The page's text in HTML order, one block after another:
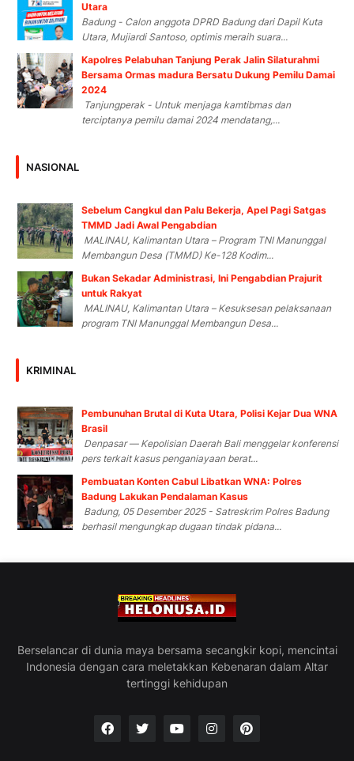
Utara
Badung - Calon anggota DPRD Badung dari Dapil Kuta
Utara, Mujiardi Santoso, optimis meraih suara...
Kapolres Pelabuhan Tanjung Perak Jalin Silaturahmi
Bersama Ormas madura Bersatu Dukung Pemilu Damai
2024
Tanjungperak - Untuk menjaga kamtibmas dan
terciptanya pemilu damai 2024 mendatang,...
NASIONAL
Sebelum Cangkul dan Palu Bekerja, Apel Pagi Satgas
TMMD Jadi Awal Pengabdian
MALINAU, Kalimantan Utara – Program TNI Manunggal
Membangun Desa (TMMD) Ke-128 Kodim...
Bukan Sekadar Administrasi, Ini Pengabdian Prajurit
untuk Rakyat
MALINAU, Kalimantan Utara – Kesuksesan pelaksanaan
program TNI Manunggal Membangun Desa...
KRIMINAL
Pembunuhan Brutal di Kuta Utara, Polisi Kejar Dua WNA
Brasil
Denpasar — Kepolisian Daerah Bali menggelar konferensi
pers terkait kasus penganiayaan berat...
Pembuatan Konten Cabul Libatkan WNA: Polres
Badung Lakukan Pendalaman Kasus
Badung, 05 Desember 2025 - Satreskrim Polres Badung
berhasil mengungkap dugaan tindak pidana...
Berselancar di dunia maya bersama secangkir kopi, mencintai
Indonesia dengan cara meletakkan Kebenaran dalam Altar
tertinggi kehidupan